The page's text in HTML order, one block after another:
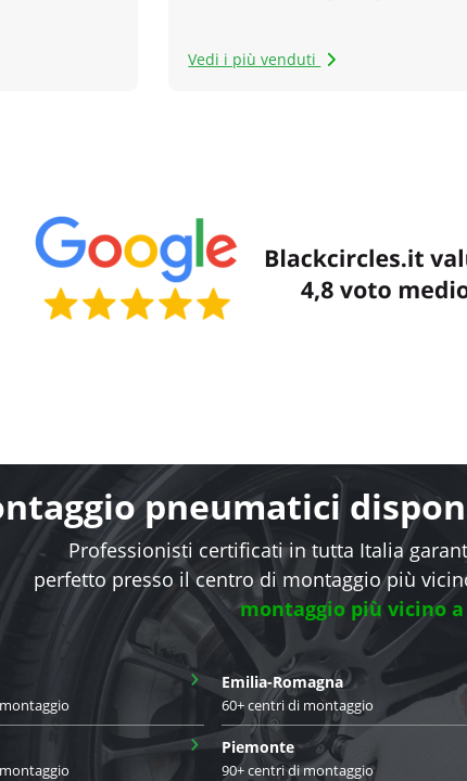
Vedi i più venduti
pneumatici
Professionisti certificati in tutta Italia
perfetto presso il centro di montaggio più
montaggio più vicino
› Emilia-Romagna
60+ centri di montaggio
› Piemonte
90+ centri di montaggio